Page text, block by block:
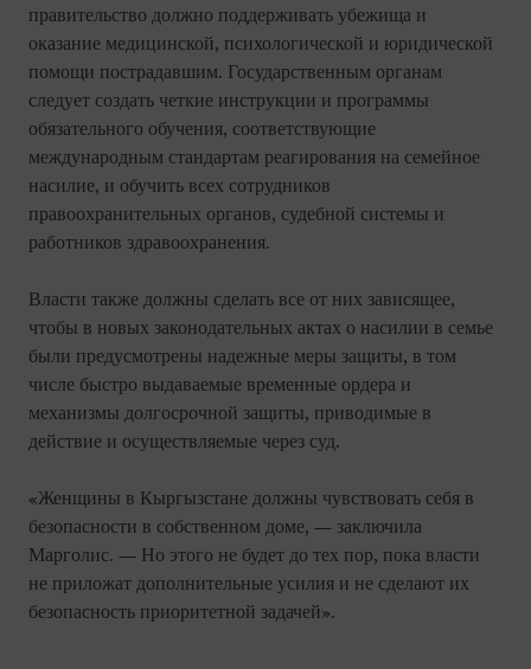
правительство должно поддерживать убежища и
оказание медицинской, психологической и юридической
помощи пострадавшим. Государственным органам
следует создать четкие инструкции и программы
обязательного обучения, соответствующие
международным стандартам реагирования на семейное
насилие, и обучить всех сотрудников
правоохранительных органов, судебной системы и
работников здравоохранения.
Власти также должны сделать все от них зависящее,
чтобы в новых законодательных актах о насилии в семье
были предусмотрены надежные меры защиты, в том
числе быстро выдаваемые временные ордера и
механизмы долгосрочной защиты, приводимые в
действие и осуществляемые через суд.
«Женщины в Кыргызстане должны чувствовать себя в
безопасности в собственном доме, — заключила
Марголис. — Но этого не будет до тех пор, пока власти
не приложат дополнительные усилия и не сделают их
безопасность приоритетной задачей».